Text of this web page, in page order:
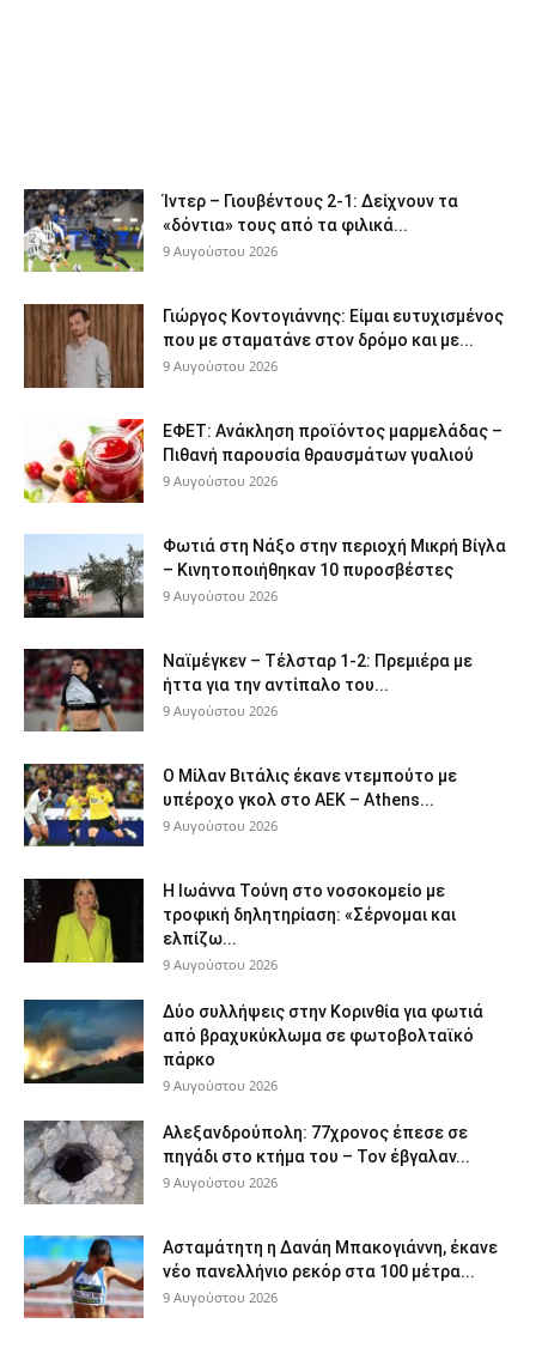
Ίντερ – Γιουβέντους 2-1: Δείχνουν τα
«δόντια» τους από τα φιλικά...
9 Αυγούστου 2026
Γιώργος Κοντογιάννης: Είμαι ευτυχισμένος
που με σταματάνε στον δρόμο και με...
9 Αυγούστου 2026
ΕΦΕΤ: Ανάκληση προϊόντος μαρμελάδας –
Πιθανή παρουσία θραυσμάτων γυαλιού
9 Αυγούστου 2026
Φωτιά στη Νάξο στην περιοχή Μικρή Βίγλα
– Κινητοποιήθηκαν 10 πυροσβέστες
9 Αυγούστου 2026
Ναϊμέγκεν – Τέλσταρ 1-2: Πρεμιέρα με
ήττα για την αντίπαλο του...
9 Αυγούστου 2026
Ο Μίλαν Βιτάλις έκανε ντεμπούτο με
υπέροχο γκολ στο ΑΕΚ – Athens...
9 Αυγούστου 2026
Η Ιωάννα Τούνη στο νοσοκομείο με
τροφική δηλητηρίαση: «Σέρνομαι και
ελπίζω...
9 Αυγούστου 2026
Δύο συλλήψεις στην Κορινθία για φωτιά
από βραχυκύκλωμα σε φωτοβολταϊκό
πάρκο
9 Αυγούστου 2026
Αλεξανδρούπολη: 77χρονος έπεσε σε
πηγάδι στο κτήμα του – Τον έβγαλαν...
9 Αυγούστου 2026
Ασταμάτητη η Δανάη Μπακογιάννη, έκανε
νέο πανελλήνιο ρεκόρ στα 100 μέτρα...
9 Αυγούστου 2026